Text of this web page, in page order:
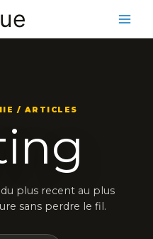
/ ARTICLES
du plus recent au plus
sans perdre le fil.